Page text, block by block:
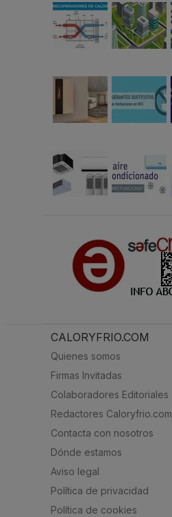
CALORYFRIO.COM
Quienes somos
Firmas Invitadas
Colaboradores Editoriales
Redactores Caloryfrio.com
Contacta con nosotros
Dónde estamos
Aviso legal
Política de privacidad
Política de cookies